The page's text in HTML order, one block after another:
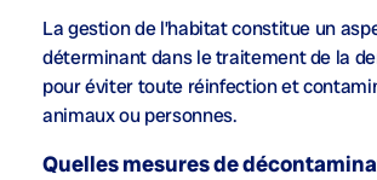
La gestion de l’habitat constitue un
déterminant dans le traitement de la
pour éviter toute réinfection et
animaux ou personnes.
Quelles mesures de